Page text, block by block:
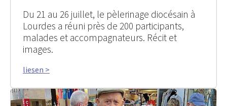
Du 21 au 26 juillet, le pèlerinage diocésain à
Lourdes a réuni près de 200 participants,
malades et accompagnateurs. Récit et
images.
liesen >